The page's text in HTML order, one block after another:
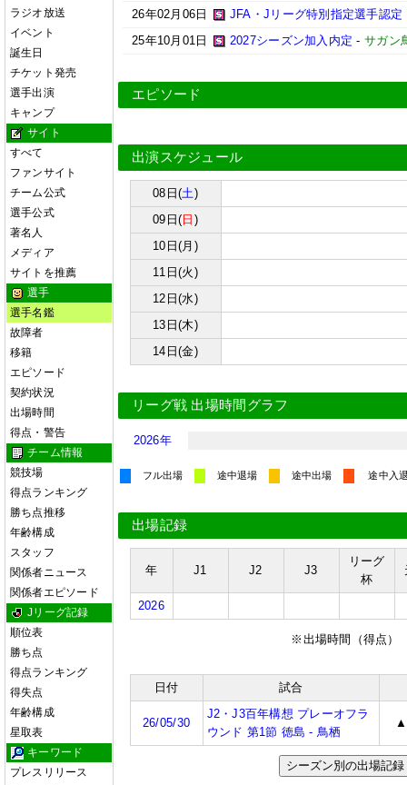
ラジオ放送
イベント
誕生日
チケット発売
選手出演
キャンプ
サイト
すべて
ファンサイト
チーム公式
選手公式
著名人
メディア
サイトを推薦
選手
選手名鑑
故障者
移籍
エピソード
契約状況
出場時間
得点・警告
チーム情報
競技場
得点ランキング
勝ち点推移
年齢構成
スタッフ
関係者ニュース
関係者エピソード
Jリーグ記録
順位表
勝ち点
得点ランキング
得失点
年齢構成
星取表
キーワード
プレスリリース
26年02月06日
JFA・Jリーグ特別指定選手認定
25年10月01日
2027シーズン加入内定 - サガン
エピソード
出演スケジュール
08日(土)
09日( 日 )
10日(月)
11日(火)
12日(水)
13日(木)
14日(金)
リーグ戦 出場時間グラフ
2026年
フル出場 途中退場 途中出場 途中入
出場記録
年 J1 J2 J3
リーグ
杯
2026
※出場時間（得点）
日付 試合
26/05/30
J2・J3百年構想 プレーオフラ
ウンド 第1節 徳島 - 鳥栖
▲
シーズン別の出場記録